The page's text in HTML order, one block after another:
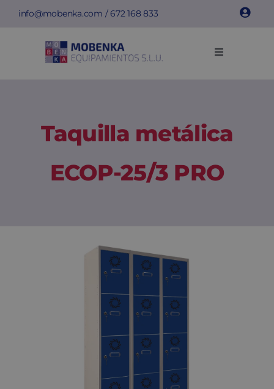
Saltar
contenido
info@mobenka.com /672 168 833
Toggle
Bancos
Instalaciones
Taquilla metálica
ECOP-25/3 PRO